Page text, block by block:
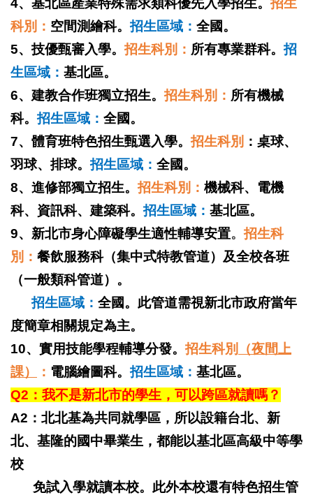
4、基北區產業特殊需求類科優先入學招生。招生
科別： 空間測繪科。招生區域： 全國。
5、技優甄審入學。招生科別： 所有專業群科。招
生區域： 基北區。
6、建教合作班獨立招生。招生科別： 所有機械
科。招生區域： 全國。
7、體育班特色招生甄選入學。招生科別 ：桌球、
羽球、排球。招生區域： 全國。
8、進修部獨立招生。招生科別： 機械科、電機
科、資訊科、建築科。招生區域： 基北區。
9、新北市身心障礙學生適性輔導安置。招生科
別： 餐飲服務科（集中式特教管道）及全校各班
（一般類科管道）。
招生區域： 全國。此管道需視新北市政府當年
度簡章相關規定為主。
10、實用技能學程輔導分發。招生科別
（夜間上
課）
： 電腦繪圖科。招生區域： 基北區。
Q2 ：我不是新北市的學生，可以跨區就讀嗎？
A2：北北基為共同就學區，所以設籍台北、新
北、基隆的國中畢業生，都能以基北區高級中等學
校
免試入學就讀本校。此外本校還有特色招生管